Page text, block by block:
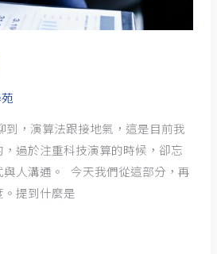
到，演算法跟接地氣，這是目前我
過於注重科技演算的時候，卻忘
與人溝通。 今天我們從這部分，再
提到什麼是